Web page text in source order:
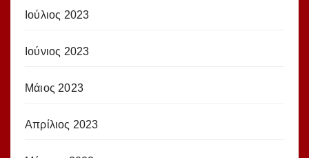
Ιούλιος 2023
Ιούνιος 2023
Μάιος 2023
Απρίλιος 2023